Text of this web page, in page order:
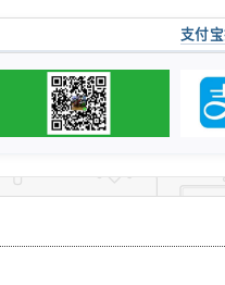
支付